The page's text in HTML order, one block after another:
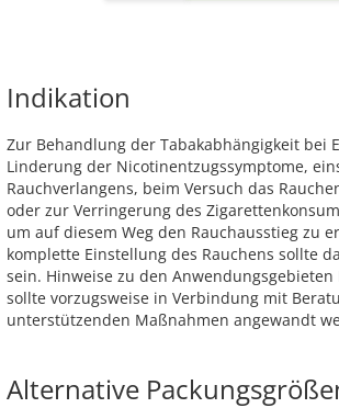
Indikation
Zur Behandlung der Tabakabhängigkeit bei
Linderung der Nicotinentzugssymptome,
Rauchverlangens, beim Versuch das
oder zur Verringerung des
um auf diesem Weg den Rauchausstieg zu
komplette Einstellung des Rauchens sollte
sein. Hinweise zu den Anwendungsgebieten
sollte vorzugsweise in Verbindung mit
unterstützenden Maßnahmen angewandt
Alternative